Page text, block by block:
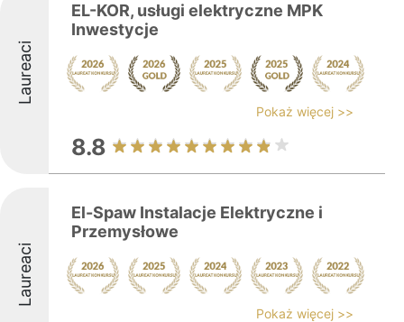
Laureaci
EL-KOR, usługi elektryczne MPK
Inwestycje
Pokaż więcej >>
8.8
Laureaci
El-Spaw Instalacje Elektryczne i
Przemysłowe
Pokaż więcej >>